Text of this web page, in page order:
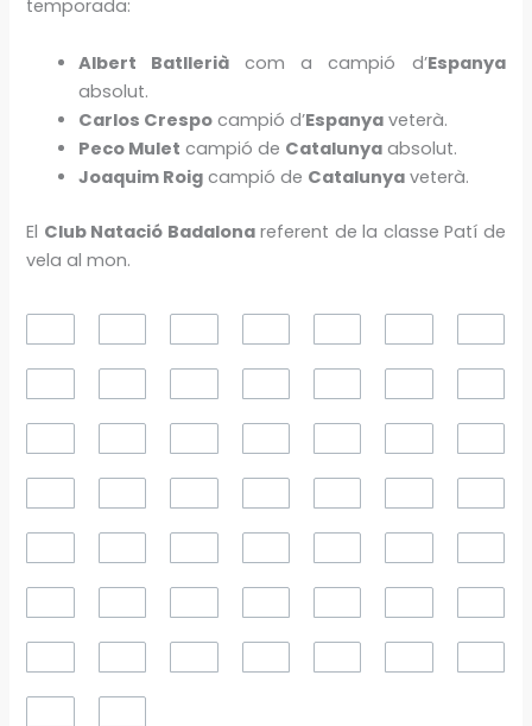
temporada:
Albert Batllerià com a campió d’Espanya
absolut.
Carlos Crespo campió d’Espanya veterà.
Peco Mulet campió de Catalunya absolut.
Joaquim Roig campió de Catalunya veterà.
El Club Natació Badalonareferent de la classe Patí de
vela al mon.